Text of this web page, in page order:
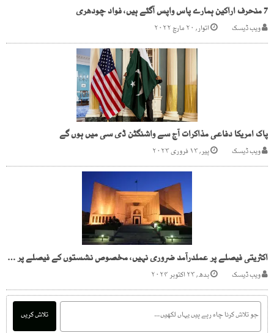
7 منحرف اراکین ہمارے پاس واپس آگئے ہیں، فواد چودھری
ویب ڈیسک اتوار, ۲۰ مارچ ۲۰۲۲
پاک امریکا دفاعی مذاکرات آج سے واشنگٹن ڈی سی میں ہوں گے
ویب ڈیسک پیر, ۱۳ فروری ۲۰۲۳
اکثریتی فیصلے پر عملدرآمد ضروری نہیں، مخصوص نشستوں کے فیصلے پر اختلافی نوٹ جاری
ویب ڈیسک بدھ, ۲۳ اکتوبر ۲۰۲۴
تلاش کریں